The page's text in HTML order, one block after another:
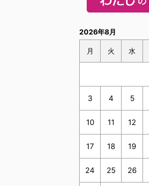
2026年8月
月 火 水
3 4 5
10 11 12
17 18 19
24 25 26